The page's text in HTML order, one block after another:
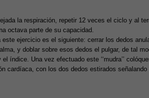
la respiración, repetir 12 veces el ciclo y al
octava parte de su capacidad.
este ejercicio es el siguiente: cerrar los dedos
y doblar sobre esos dedos el pulgar, de tal
índice. Una vez efectuado este ‘‘mudra’’
cardíaca, con los dos dedos estirados señalando